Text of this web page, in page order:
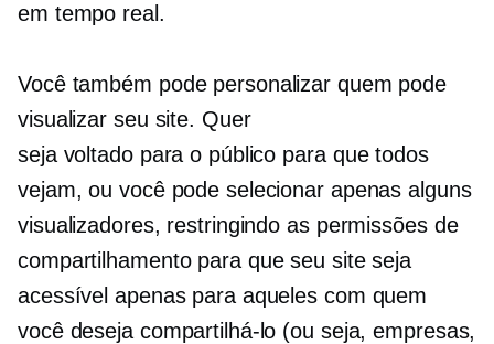
em tempo real.
Você também pode personalizar quem pode
visualizar seu site. Quer
seja voltado para o público para que todos
vejam, ou você pode selecionar apenas alguns
visualizadores, restringindo as permissões de
compartilhamento para que seu site seja
acessível apenas para aqueles com quem
você deseja compartilhá-lo (ou seja, empresas,